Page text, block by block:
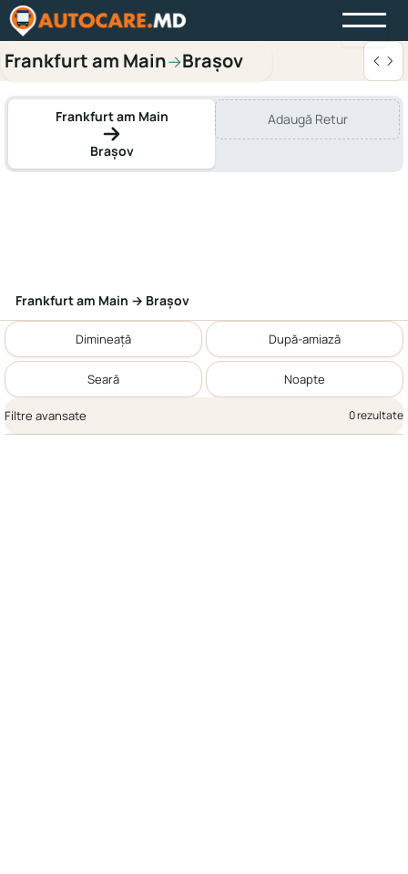
Frankfurt am Main→Brașov
Frankfurt am Main
Brașov
Adaugă Retur
Frankfurt am Main → Brașov
Dimineață După-amiază
Seară Noapte
Filtre avansate 0 rezultate